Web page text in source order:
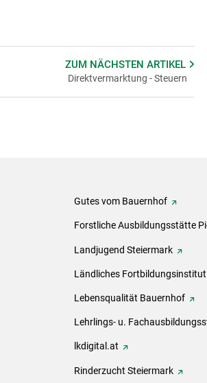
ZUM NÄCHSTENARTIKEL
Direktvermarktung - Steuern
Gutes vom Bauernhof
Forstliche Ausbildungsstätte
Landjugend Steiermark
Ländliches
Lebensqualität Bauernhof
Lehrlings- u.
lkdigital.at
Rinderzucht Steiermark